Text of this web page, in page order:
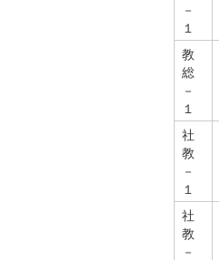
－
１
教
総
－
１
社
教
－
１
社
教
－